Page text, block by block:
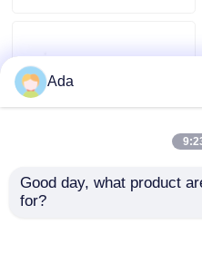
Controllo di qualità
Notizie
Al dettaglio Logo
Ada
Good day, what product
for?